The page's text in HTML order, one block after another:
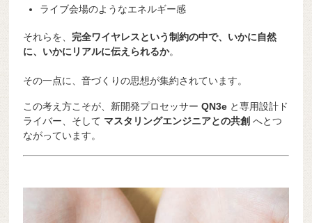
ライブ会場のようなエネルギー感
それらを、 完全ワイヤレスという制約の中で、いかに自然
に、いかにリアルに伝えられるか。
その一点に、音づくりの思想が集約されています。
この考え方こそが、新開発プロセッサーQN3e と専用設計ド
ライバー、そして マスタリングエンジニアとの共創 へとつ
ながっています。